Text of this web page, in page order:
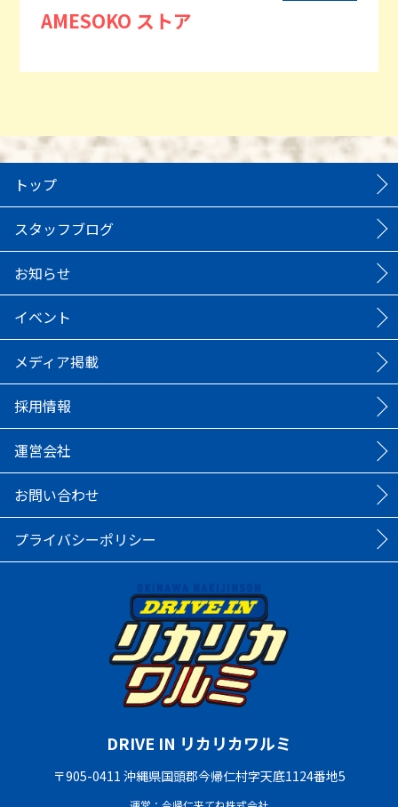
AMESOKO ストア
トップ
スタッフブログ
お知らせ
イベント
メディア掲載
採用情報
運営会社
お問い合わせ
プライバシーポリシー
DRIVE IN リカリカワルミ
〒905-0411 沖縄県国頭郡今帰仁村字天底1124番地5